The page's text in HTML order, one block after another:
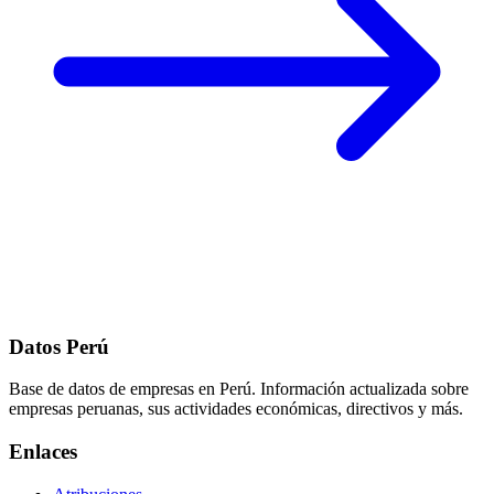
Datos Perú
Base de datos de empresas en Perú. Información actualizada sobre
empresas peruanas, sus actividades económicas, directivos y más.
Enlaces